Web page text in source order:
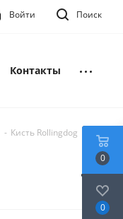
Поиск
Войти
Контакты
- Кисть Rollingdog
0
0